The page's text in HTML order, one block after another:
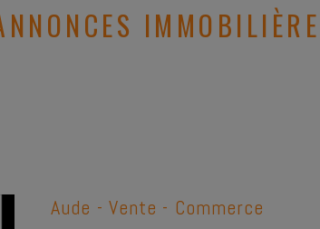
Aude - Vente - Commerce